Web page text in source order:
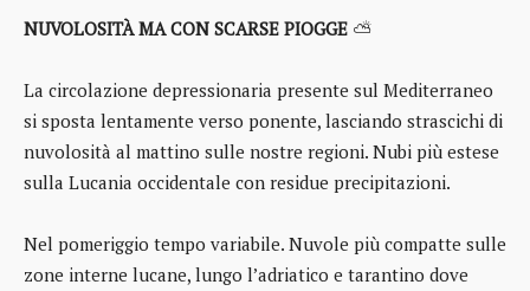
NUVOLOSITÀ MA CON SCARSE PIOGGE ⛅
La circolazione depressionaria presente sul Mediterraneo
si sposta lentamente verso ponente, lasciando strascichi di
nuvolosità al mattino sulle nostre regioni. Nubi più estese
sulla Lucania occidentale con residue precipitazioni.
Nel pomeriggio tempo variabile. Nuvole più compatte sulle
zone interne lucane, lungo l’adriatico e tarantino dove